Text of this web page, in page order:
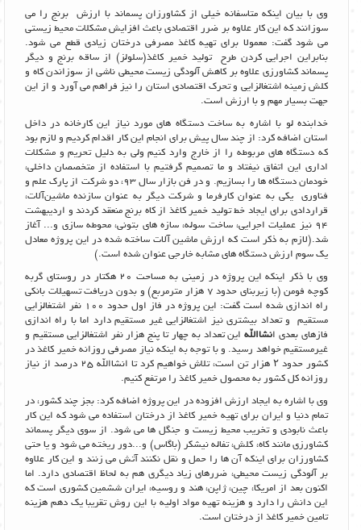
وی با بیان اینکه متاسفانه خیلی از کشاورزان پسماند با ارزش برنج را می
سوزانند که این کار علاوه بر ضرر اقتصادی باعث افزایش مشکلات محیط زیستی
می شود گفت: معمولا برای تهیه کاغذ مصرفی درختان زیادی قطع می شود.
بنابراین اجرایی کردن طرح تولید خمیر کاغذ(سلولز) از ساقه برنج و دیگر
پسماند کشاورزی علاوه بر کاهش آلودگی زیست محیطی ناشی از سوزاندن کاه و
کلش زمینه اشتغالزایی و تحرک اقتصادی استان را نیز فراهم می آورد و از این
جهت بسیار مهم و با ارزش است.
خدابنده لو با اشاره به ساخت دستگاه های مورد نیاز این کارخانه در داخل
استان اضافه کرد: از چند سال پیش برای انجام این کار اقدام کردیم و لازم بود
که دستگاه های مربوطه را از خارج وارد کنیم ولی به دلیل تحریم و مشکلات
اداری این اتفاق نیفتاد و ما تصمیم گرفتیم با استفاده از متخصصان داخلی،
خودمان دستگاه ها را بسازیم. و در فن بازار سال 93، دو شرکت از پارک علم و
فناوری یکی به عنوان کارفرما و شرکت دیگر به عنوان سازنده ماشین‌آلات،
قراردادی برای ایجاد خط تولید خمیر کاغذ از کاه برنج منعقد کردند و اردیبهشت
94 نیز عملیات اجرایی، ساخت سوله، سازه های بتونی، محوطه سازی و... آغاز
شد.(لازم به ذکر است که ارزش ماشین آلات ساخته شده در این پروژه معادل
یک سوم ارزش دستگاه های مشابه خارجی عنوان شده است.)
وی با ذکر اینکه این پروژه در زمینی به مساحت 20 هکتار در روستای گربه
کوچه فومن (با زیربنای حدود 7 هزار مترمربع) و بدون دریافت تسهیلات بانکی
راه اندازی شده است گفت: این پروژه در فاز اول حدود 100 نفر اشتغالزایی
مستقیم و تعداد بیشتری نیز اشتغالزایی غیر مستقیم دارد اما با راه اندازی
فازهای بعدی انشااللهاین تعداد به چهار تا پنج هزار نفر اشتغالزایی مستقیم و
غیرمستقیم خواهد رسید. و با توجه به اینکه نیاز مصرفی روزانه خمیر کاغذ در
کشور حدود ۲ هزار تن است، تلاش خواهیم کرد تا انشاالله 25 درصد از نیاز
روزانه کل کشور به محصول خمیر کاغذ را مرتفع کنیم.
وی با اشاره به ایجاد ارزش افزوده در این پروژه اضافه کرد: بجز چند کشور، در
تمام دنیا و ایران برای تهیه خمیر کاغذ از درختان استفاده می شود که این کار
باعث نابودی و تخریب محیط زیست و جنگل ها می شود. از سوی دیگر پسماند
کشاورزی مانند کاه، کلش، تفاله نیشکر (باگاس) و...دور ریخته می شود و یا حتی
کشاورزان برای اینکه آن ها را حمل و نقل نکنند آتش می زنند و این کار علاوه
بر آلودگی زیست محیطی، ضررهای زیاد دیگری هم به لحاظ اقتصادی دارد. اما
اکنون بعد از امریکا، چین، ژاپن، هند و روسیه، ایران ششمین کشوری است که
این دانش را دارد و هزینه تهیه مواد اولیه با این روش تقریبا یک دهم هزینه
تامین خمیر کاغذ از درختان است.